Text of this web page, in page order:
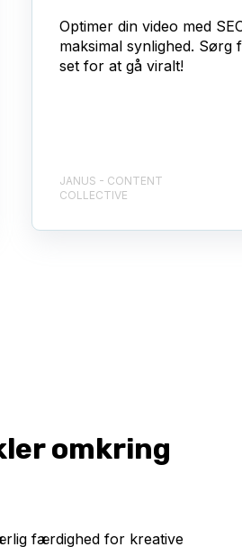
Optimer din video med
maksimal synlighed. Sørg
set for at gå viralt!
JANUS - CONTENT
COLLECTIVE
omkring
færdighed for kreative